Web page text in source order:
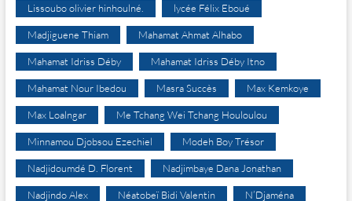
Lissoubo olivier hinhoulné. lycée Félix Eboué
Madjiguene Thiam Mahamat Ahmat Alhabo
Mahamat Idriss Déby Mahamat Idriss Déby Itno
Mahamat Nour Ibedou Masra Succès Max Kemkoye
Max Loalngar Me Tchang Wei Tchang Houloulou
Minnamou Djobsou Ezechiel Modeh Boy Trésor
Nadjidoumdé D. Florent Nadjimbaye Dana Jonathan
Nadjindo Alex Néatobeï Bidi Valentin N’Djaména